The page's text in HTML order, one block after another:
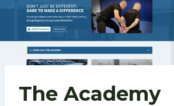
The Academy